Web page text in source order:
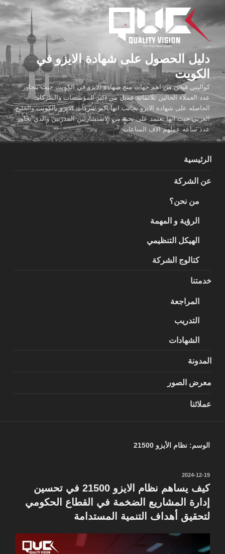
المحتوى
دليل الحصول على شهادة الايزو في
الكويت
كواليتي فيجن من اهم جهات منح شهادة الايزو في الكويت حيث يتجاوز
عدد العملاء الحالين ثلاثمائة عميل من اكبر المؤسسات والشركات
الحاصله على شهادة الايزو بجانب انها اكبر شركات الايزو بالكويت والخليج
العربي حيث انها تعتمد على نخبة من الاستشاريين المدربين والذي تجاوز
عدد ساعه عملهم الاف الساعات
الرئيسية
عن الشركة
من نحن؟
الرؤية و المهمة
الهيكل التنظيمي
كتالوج الشركة
خدمتنا
المراجعة
التدريب
الشهادات
المدونة
معرض الصور
عملائنا
الوسم: نظام الأيزو 21500
نُشر
في
2024-12-19
كيف يساهم نظام الايزو 21500 في تحسين
إدارة المشاريع الضخمة في القطاع الحكومي
لتحقيق أهداف التنمية المستدامة